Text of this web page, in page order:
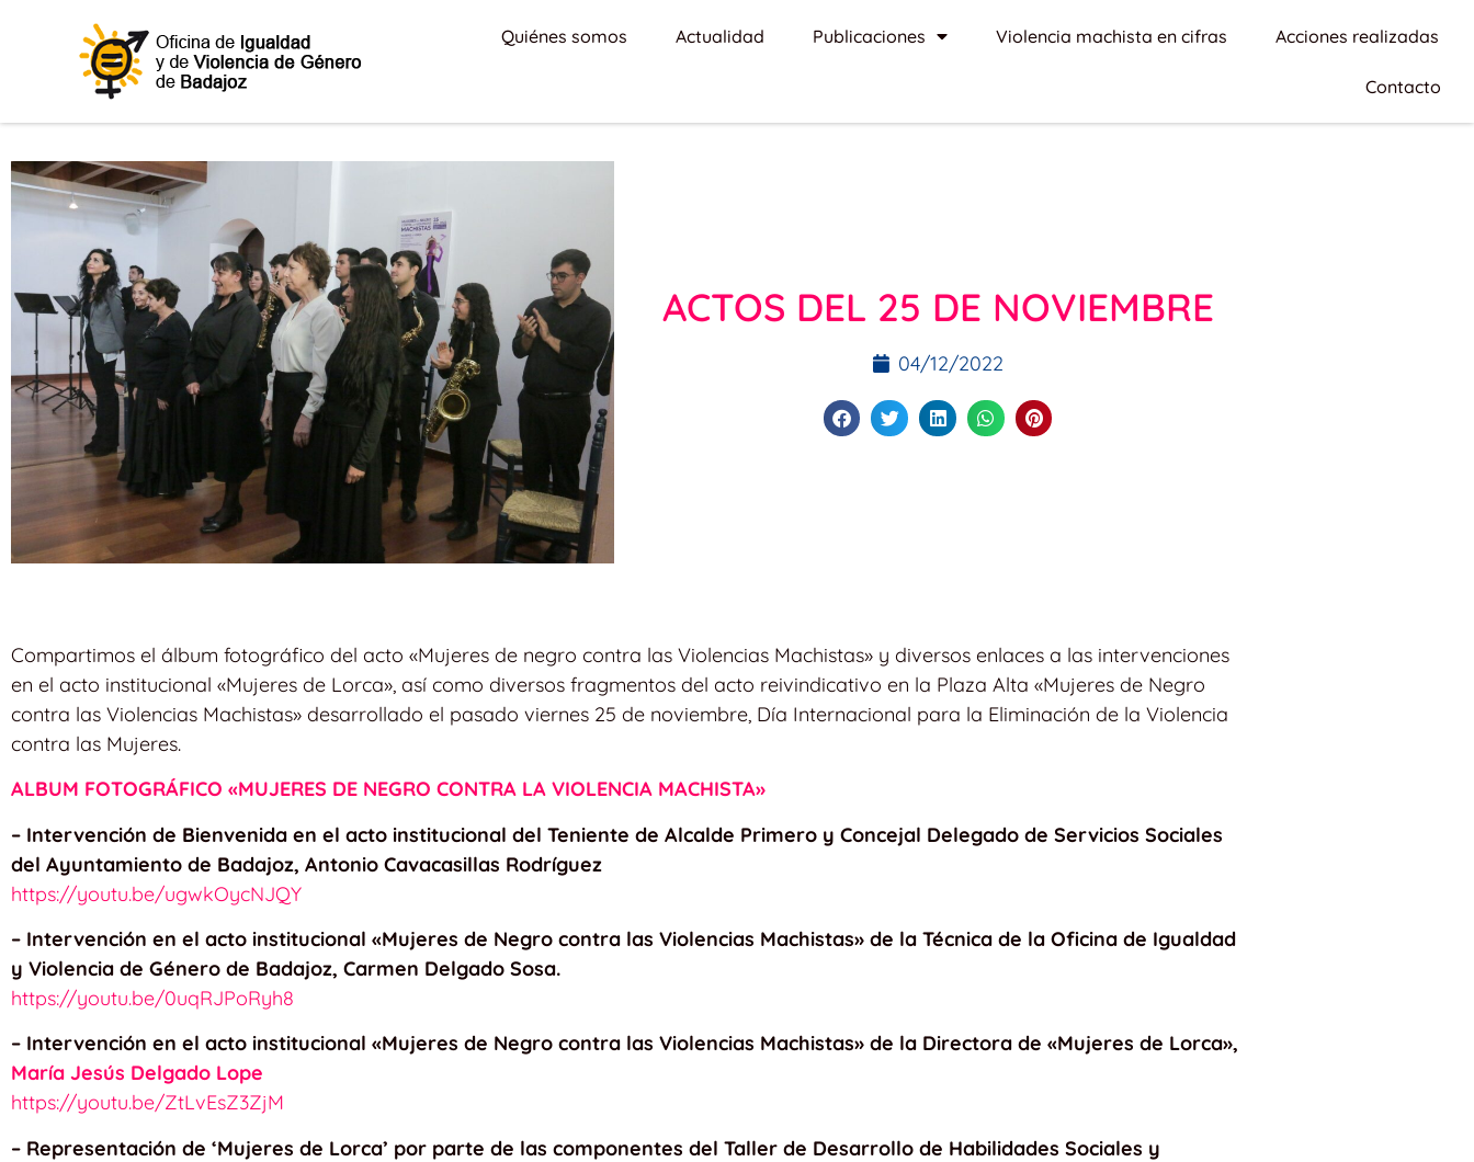
Quiénes somos Actualidad Publicaciones Violencia machista en cifras Acciones realizadas
Contacto
ACTOS DEL 25 DE NOVIEMBRE
04/12/2022
Compartimos el álbum fotográfico del acto «Mujeres de negro contra las Violencias Machistas» y diversos enlaces a las intervenciones
en el acto institucional «Mujeres de Lorca», así como diversos fragmentos del acto reivindicativo en la Plaza Alta «Mujeres de Negro
contra las Violencias Machistas» desarrollado el pasado viernes 25 de noviembre, Día Internacional para la Eliminación de la Violencia
contra las Mujeres.
ALBUM FOTOGRÁFICO «MUJERES DE NEGRO CONTRA LA VIOLENCIA MACHISTA»
– Intervención de Bienvenida en el acto institucional del Teniente de Alcalde Primero y Concejal Delegado de Servicios Sociales
del Ayuntamiento de Badajoz, Antonio Cavacasillas Rodríguez
https://youtu.be/ugwkOycNJQY
– Intervención en el acto institucional «Mujeres de Negro contra las Violencias Machistas» de la Técnica de la Oficina de Igualdad
y Violencia de Género de Badajoz, Carmen Delgado Sosa.
https://youtu.be/0uqRJPoRyh8
– Intervención en el acto institucional «Mujeres de Negro contra las Violencias Machistas» de la Directora de «Mujeres de Lorca»,
María Jesús Delgado Lope
https://youtu.be/ZtLvEsZ3ZjM
– Representación de ‘Mujeres de Lorca’ por parte de las componentes del Taller de Desarrollo de Habilidades Sociales y